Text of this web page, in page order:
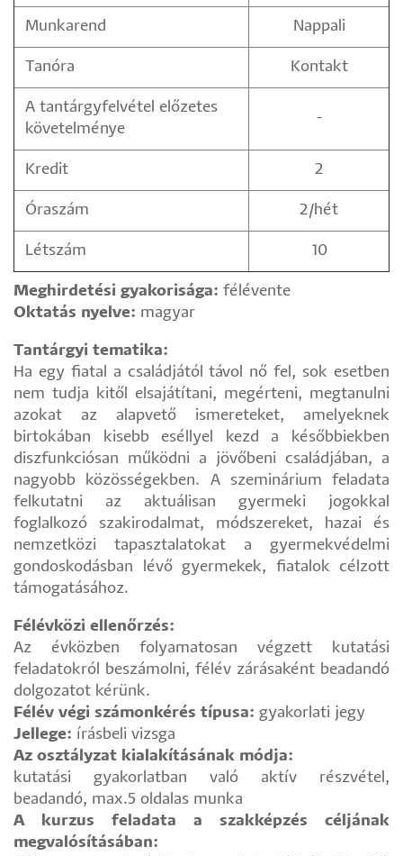
Munkarend Nappali
Tanóra Kontakt
A tantárgyfelvétel előzetes
követelménye
-
Kredit 2
Óraszám 2/hét
Létszám 10
Meghirdetési gyakorisága: félévente
Oktatás nyelve: magyar
Tantárgyi tematika:
Ha egy fiatal a családjától távol nő fel, sok esetben
nem tudja kitől elsajátítani, megérteni, megtanulni
azokat az alapvető ismereteket, amelyeknek
birtokában kisebb eséllyel kezd a későbbiekben
diszfunkciósan működni a jövőbeni családjában, a
nagyobb közösségekben. A szeminárium feladata
felkutatni az aktuálisan gyermeki jogokkal
foglalkozó szakirodalmat, módszereket, hazai és
nemzetközi tapasztalatokat a gyermekvédelmi
gondoskodásban lévő gyermekek, fiatalok célzott
támogatásához.
Félévközi ellenőrzés:
Az évközben folyamatosan végzett kutatási
feladatokról beszámolni, félév zárásaként beadandó
dolgozatot kérünk.
Félév végi számonkérés típusa: gyakorlati jegy
Jellege: írásbeli vizsga
Az osztályzat kialakításának módja:
kutatási gyakorlatban való aktív részvétel,
beadandó, max.5 oldalas munka
A kurzus feladata a szakképzés céljának
megvalósításában: